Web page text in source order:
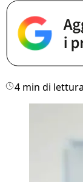
4 min di lettura